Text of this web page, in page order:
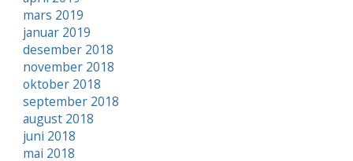
mars 2019
januar 2019
desember 2018
november 2018
oktober 2018
september 2018
august 2018
juni 2018
mai 2018